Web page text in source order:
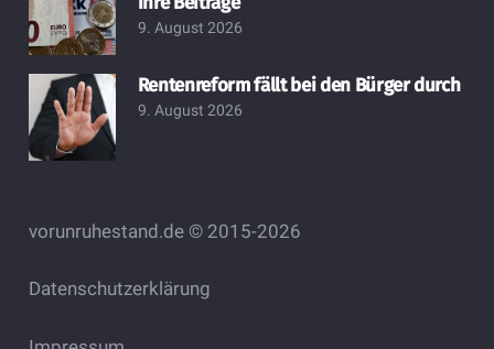
9. August 2026
Rentenreform fällt bei den Bürger durch
9. August 2026
vorunruhestand.de © 2015-2026
Datenschutzerklärung